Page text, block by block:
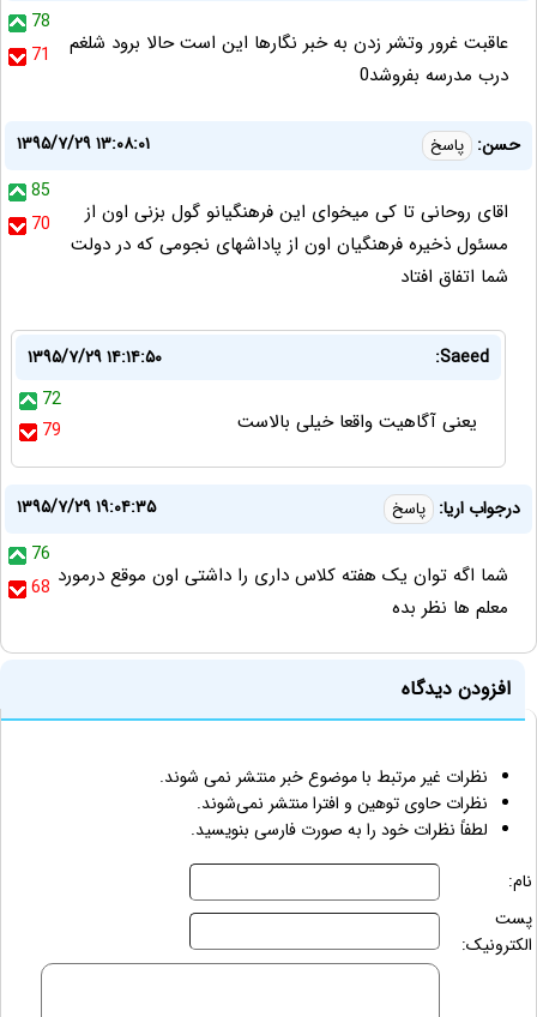
78
71
عاقبت غرور وتشر زدن به خبر نگارها اين است حالا برود شلغم
درب مدرسه بفروشد0
حسن: پاسخ
۱۳۹۵/۷/۲۹ ۱۳:۰۸:۰۱
85
70
اقای روحانی تا کی میخوای این فرهنگیانو گول بزنی اون از
مسئول ذخیره فرهنگیان اون از پاداشهای نجومی که در دولت
شما اتفاق افتاد
Saeed:
۱۳۹۵/۷/۲۹ ۱۴:۱۴:۵۰
72
79
یعنی آگاهیت واقعا خیلی بالاست
درجواب اریا: پاسخ
۱۳۹۵/۷/۲۹ ۱۹:۰۴:۳۵
76
68 شما اگه توان یک هفته کلاس داری را داشتی اون موقع درمورد
معلم ها نظر بده
افزودن دیدگاه
نظرات غیر مرتبط با موضوع خبر منتشر نمی شوند.
نظرات حاوی توهین و افترا منتشر نمی‌شوند.
لطفاً نظرات خود را به صورت فارسی بنویسید.
نام:
پست
الکترونیک: